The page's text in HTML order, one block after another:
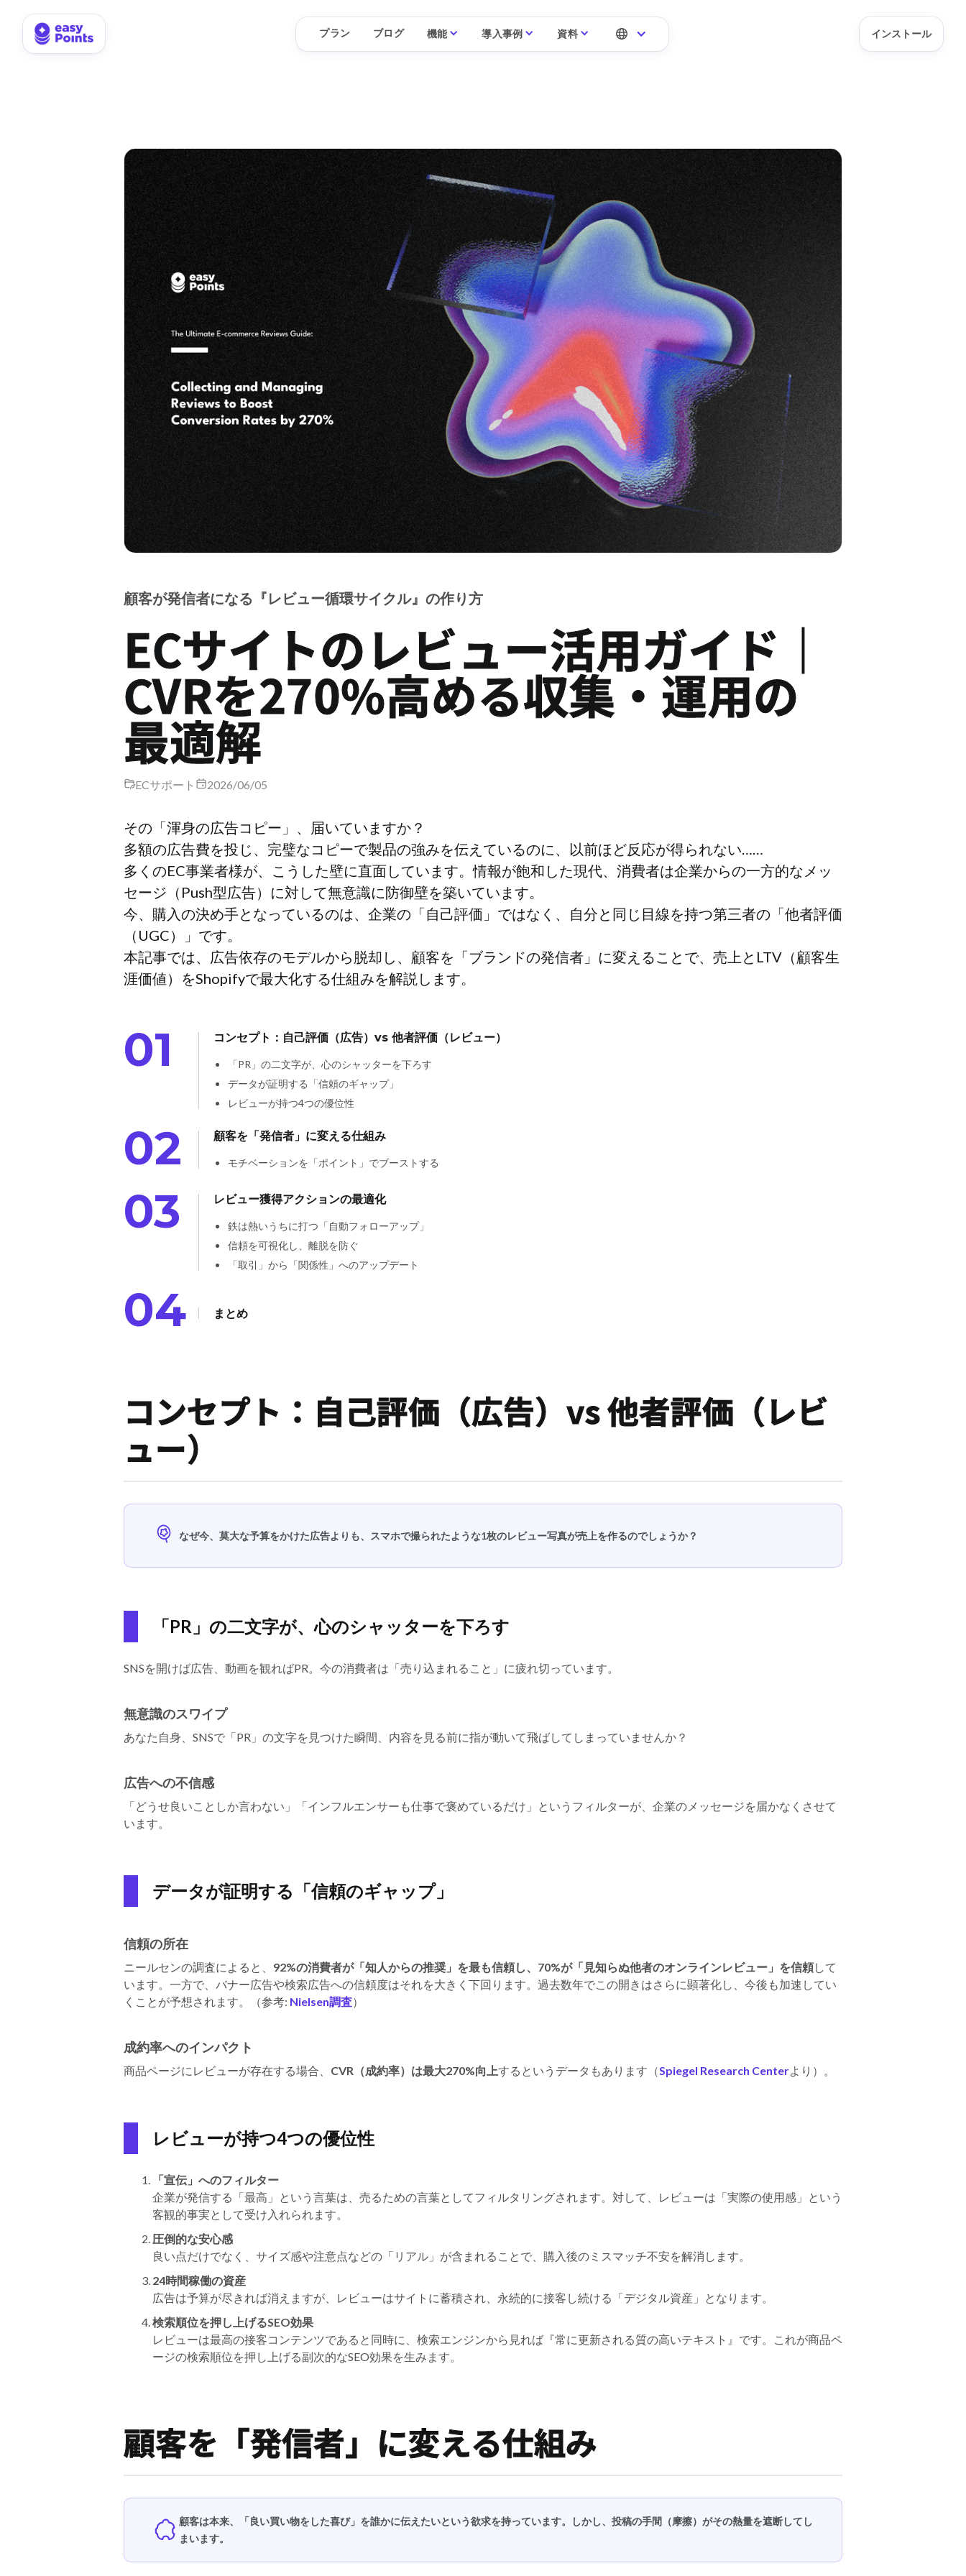
プラン ブログ 機能 導入事例 資料 インストール
顧客が発信者になる『レビュー循環サイクル』の作り方
ECサイトのレビュー活用ガイド｜
CVRを270%高める収集・運用の
最適解
ECサポート 2026/06/05
その「渾身の広告コピー」、届いていますか？
多額の広告費を投じ、完璧なコピーで製品の強みを伝えているのに、以前ほど反応が得られない……
多くのEC事業者様が、こうした壁に直面しています。情報が飽和した現代、消費者は企業からの一方的なメッ
セージ（Push型広告）に対して無意識に防御壁を築いています。
今、購入の決め手となっているのは、企業の「自己評価」ではなく、自分と同じ目線を持つ第三者の「他者評価
（UGC）」です。
本記事では、広告依存のモデルから脱却し、顧客を「ブランドの発信者」に変えることで、売上とLTV（顧客生
涯価値）をShopifyで最大化する仕組みを解説します。
01 コンセプト：自己評価（広告）vs 他者評価（レビュー）
「PR」の二文字が、心のシャッターを下ろす
データが証明する「信頼のギャップ」
レビューが持つ4つの優位性
02 顧客を「発信者」に変える仕組み
モチベーションを「ポイント」でブーストする
03 レビュー獲得アクションの最適化
鉄は熱いうちに打つ「自動フォローアップ」
信頼を可視化し、離脱を防ぐ
「取引」から「関係性」へのアップデート
04 まとめ
コンセプト：自己評価（広告）vs 他者評価（レビ
ュー）
なぜ今、莫大な予算をかけた広告よりも、スマホで撮られたような1枚のレビュー写真が売上を作るのでしょうか？
「PR」の二文字が、心のシャッターを下ろす
SNSを開けば広告、動画を観ればPR。今の消費者は「売り込まれること」に疲れ切っています。
無意識のスワイプ
あなた自身、SNSで「PR」の文字を見つけた瞬間、内容を見る前に指が動いて飛ばしてしまっていませんか？
広告への不信感
「どうせ良いことしか言わない」「インフルエンサーも仕事で褒めているだけ」というフィルターが、企業のメッセージを届かなくさせて
います。
データが証明する「信頼のギャップ」
信頼の所在
ニールセンの調査によると、 92%の消費者が「知人からの推奨」を最も信頼し、70%が「見知らぬ他者のオンラインレビュー」を信頼して
います。一方で、バナー広告や検索広告への信頼度はそれを大きく下回ります。過去数年でこの開きはさらに顕著化し、今後も加速してい
くことが予想されます。（参考: Nielsen調査）
成約率へのインパクト
商品ページにレビューが存在する場合、 CVR（成約率）は最大270%向上するというデータもあります（Spiegel Research Centerより）。
レビューが持つ4つの優位性
「宣伝」へのフィルター
企業が発信する「最高」という言葉は、売るための言葉としてフィルタリングされます。対して、レビューは「実際の使用感」という
客観的事実として受け入れられます。
圧倒的な安心感
良い点だけでなく、サイズ感や注意点などの「リアル」が含まれることで、購入後のミスマッチ不安を解消します。
24時間稼働の資産
広告は予算が尽きれば消えますが、レビューはサイトに蓄積され、永続的に接客し続ける「デジタル資産」となります。
検索順位を押し上げるSEO効果
レビューは最高の接客コンテンツであると同時に、検索エンジンから見れば『常に更新される質の高いテキスト』です。これが商品ペ
ージの検索順位を押し上げる副次的なSEO効果を生みます。
顧客を「発信者」に変える仕組み
顧客は本来、「良い買い物をした喜び」を誰かに伝えたいという欲求を持っています。しかし、投稿の手間（摩擦）がその熱量を遮断してし
まいます。